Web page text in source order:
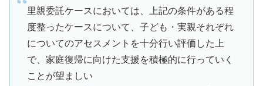
里親委託ケースにおいては、上記の条件がある程
度整ったケースについて、子ども・実親それぞれ
についてのアセスメントを十分行い評価した上
で、家庭復帰に向けた支援を積極的に行っていく
ことが望ましい